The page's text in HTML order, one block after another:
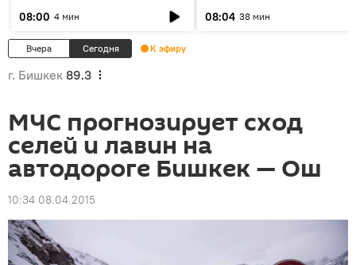
08:00 4 мин
08:04 38 мин
Вчера Сегодня К эфиру
г. Бишкек 89.3
МЧС прогнозирует сход
селей и лавин на
автодороге Бишкек — Ош
10:34 08.04.2015